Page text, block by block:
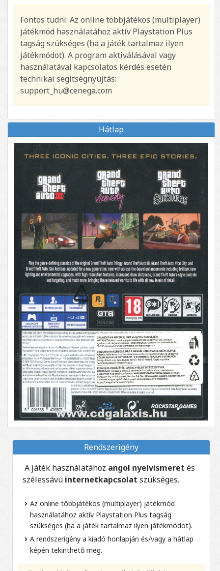
Fontos tudni: Az online többjátékos (multiplayer)
játékmód használatához aktív Playstation Plus
tagság szükséges (ha a játék tartalmaz ilyen
játékmódot). A program aktiválásával vagy
használatával kapcsolatos kérdés esetén
technikai segítségnyújtás:
support_hu@cenega.com
Hátlap
Rendszerigény
A játék használatához angol nyelvismeret és
szélessávú internetkapcsolat szükséges.
Az online többjátékos (multiplayer) játékmód
használatához aktív Playstation Plus tagság
szükséges (ha a játék tartalmaz ilyen játékmódot).
A rendszerigény a kiadó honlapján és/vagy a hátlap
képén tekinthető meg.